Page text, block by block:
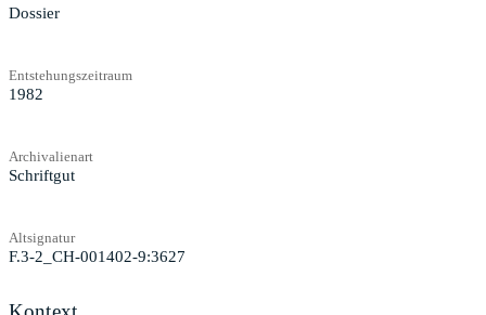
Dossier
Entstehungszeitraum
1982
Archivalienart
Schriftgut
Altsignatur
F.3-2_CH-001402-9:3627